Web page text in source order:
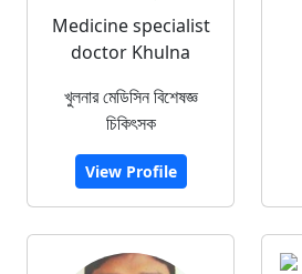
Medicine specialist
doctor Khulna
খুলনার মেডিসিন বিশেষজ্ঞ
চিকিৎসক
View Profile